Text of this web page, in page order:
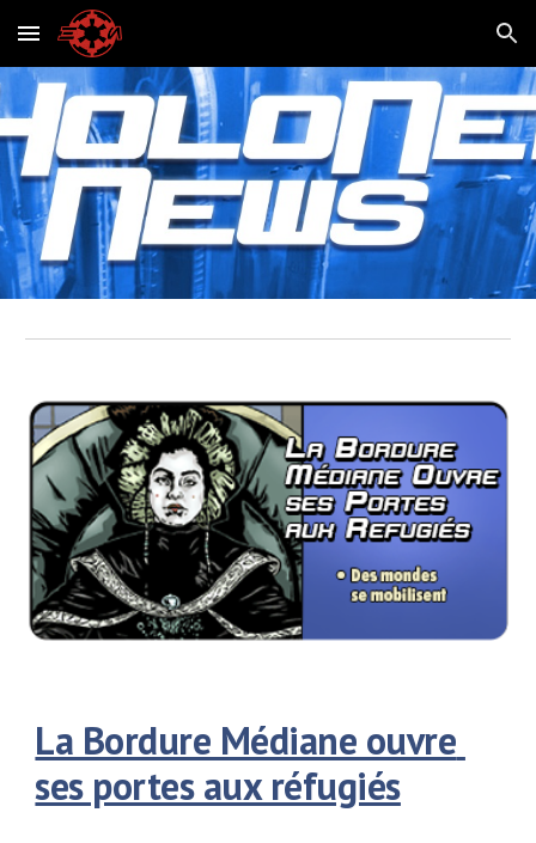
Skip to main content Skip to navigation
La Bordure Médiane ouvre
ses portes aux réfugiés